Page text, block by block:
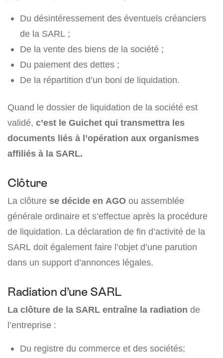
Du désintéressement des éventuels créanciers
de la SARL ;
De la vente des biens de la société ;
Du paiement des dettes ;
De la répartition d’un boni de liquidation.
Quand le dossier de liquidation de la société est
validé, c’est le Guichet qui transmettra les
documents liés à l’opération aux organismes
affiliés à la SARL.
Clôture
La clôture se décide en AGO ou assemblée
générale ordinaire et s’effectue après la procédure
de liquidation. La déclaration de fin d’activité de la
SARL doit également faire l’objet d’une parution
dans un support d’annonces légales.
Radiation d’une SARL
La clôture de la SARL entraîne la radiation de
l’entreprise :
Du registre du commerce et des sociétés;